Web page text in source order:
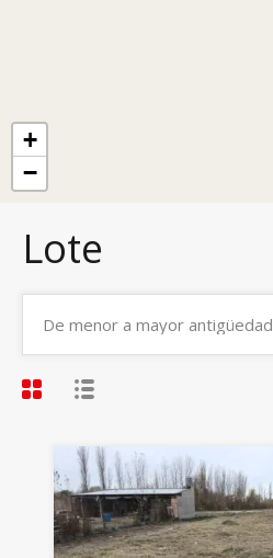
+
−
Lote
De menor a mayor antigüedad